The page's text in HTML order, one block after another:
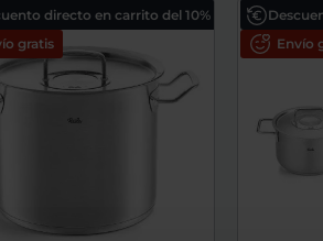
directo en carrito del 10%
gratis
Envío